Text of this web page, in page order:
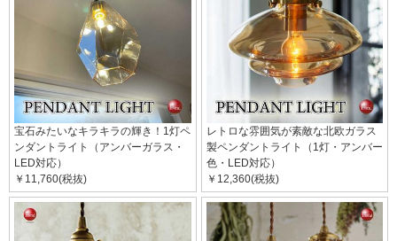
宝石みたいなキラキラの輝き！1灯ペ
ンダントライト（アンバーガラス・
LED対応）
￥11,760(税抜)
レトロな雰囲気が素敵な北欧ガラス
製ペンダントライト（1灯・アンバー
色・LED対応）
￥12,360(税抜)